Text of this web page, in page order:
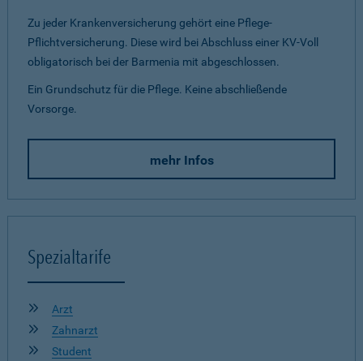
Zu jeder Krankenversicherung gehört eine Pflege-
Pflichtversicherung. Diese wird bei Abschluss einer KV-Voll
obligatorisch bei der Barmenia mit abgeschlossen.
Ein Grundschutz für die Pflege. Keine abschließende
Vorsorge.
mehr Infos
Spezialtarife
Arzt
Zahnarzt
Student